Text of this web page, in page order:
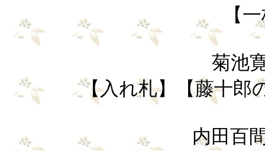
【
菊池
【入れ札】【藤十郎
内田百